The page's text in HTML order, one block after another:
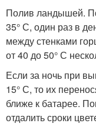
Полив ландышей.
35° С, один раз в
между стенками
от 40 до 50° С
Если за ночь при
15° С, то их
ближе к батарее.
отдалить сроки